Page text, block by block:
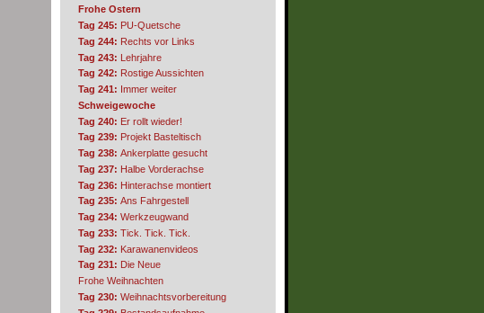
Frohe Ostern
Tag 245: PU-Quetsche
Tag 244: Rechts vor Links
Tag 243: Lehrjahre
Tag 242: Rostige Aussichten
Tag 241: Immer weiter
Schweigewoche
Tag 240: Er rollt wieder!
Tag 239: Projekt Basteltisch
Tag 238: Ankerplatte gesucht
Tag 237: Halbe Vorderachse
Tag 236: Hinterachse montiert
Tag 235: Ans Fahrgestell
Tag 234: Werkzeugwand
Tag 233: Tick. Tick. Tick.
Tag 232: Karawanenvideos
Tag 231: Die Neue
Frohe Weihnachten
Tag 230: Weihnachtsvorbereitung